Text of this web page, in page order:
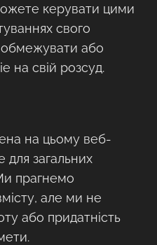
керувати цими
свого
або
на свій розсуд.
на цьому веб-
для загальних
прагнемо
але ми не
або придатність